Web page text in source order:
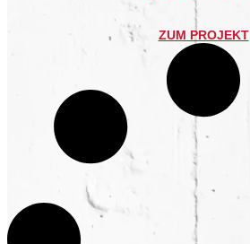
ZUM PROJEKT